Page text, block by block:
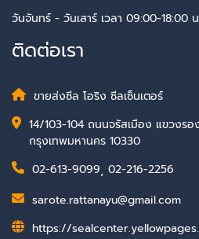
วันจันทร์ - วันเสาร์ เวลา 09:00-18:00
ติดต่อเรา
ขายส่งซีล โอริง ซีลเซ็นเตอร์
14/103-104 ถนนจรัสเมือง แขวงรอ
กรุงเทพมหานคร 10330
02-613-9099, 02-216-2256
sarote.rattanayu@gmail.com
https://